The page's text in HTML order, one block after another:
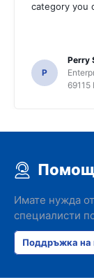
category you
P
Perry
69115
Помощ
Имате нужда
специалисти
Поддръжка на